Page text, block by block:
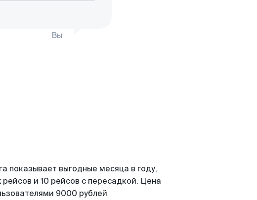
Вы
показывает выгодные месяца в году,
и 10 рейсов с пересадкой. Цена
9000 рублей